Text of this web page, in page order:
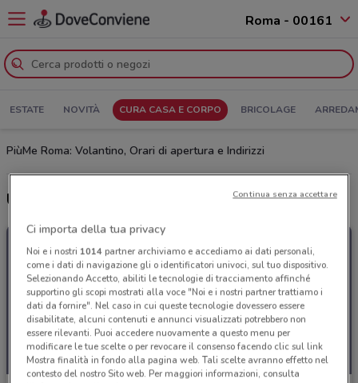
Roma - 00161
ESTATE NOVITÀ CURA CASA E CORPO BRICOLAGE
PiùMe Roma: Volantino, Orari di apertura e Indirizzi
Ultime offerte del volantino PiùMe
Ci importa della tua privacy
Noi e i nostri 1014partner archiviamo e accediamo ai dati personali,
come i dati di navigazione gli o identificatori univoci, sul tuo dispositivo.
Selezionando Accetto, abiliti le tecnologie di tracciamento affinché
supportino gli scopi mostrati alla voce "Noi e i nostri partner trattiamo i
dati da fornire". Nel caso in cui queste tecnologie dovessero essere
disabilitate, alcuni contenuti e annunci visualizzati potrebbero non
essere rilevanti. Puoi accedere nuovamente a questo menu per
modificare le tue scelte o per revocare il consenso facendo clic sul link
Mostra finalità in fondo alla pagina web. Tali scelte avranno effetto nel
contesto del nostro Sito web. Per maggiori informazioni, consulta
Continua senza accettare